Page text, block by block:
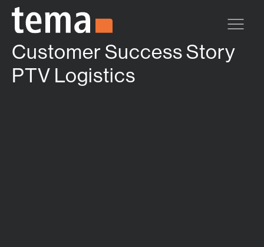
Zum Hauptinhalt springen
Customer Success Story
PTV Logistics